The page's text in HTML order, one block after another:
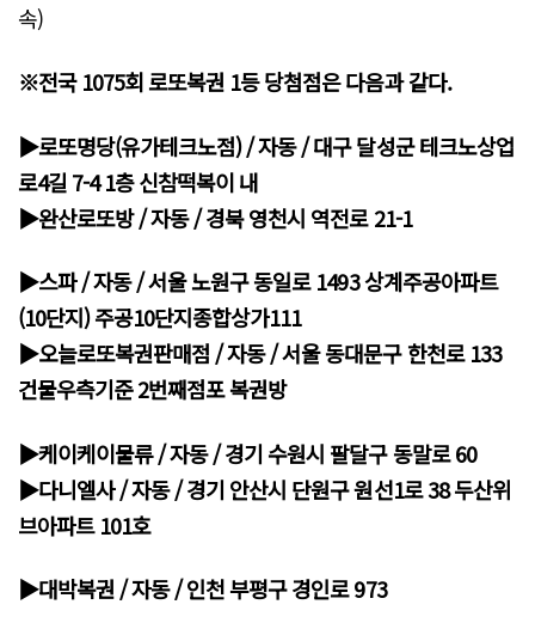
속)
※전국 1075회 로또복권 1등 당첨점은 다음과 같다.
▶로또명당(유가테크노점) / 자동 / 대구 달성군 테크노상업
로4길 7-4 1층 신참떡복이 내
▶완산로또방 / 자동 / 경북 영천시 역전로 21-1
▶스파 / 자동 / 서울 노원구 동일로 1493 상계주공아파트
(10단지) 주공10단지종합상가111
▶오늘로또복권판매점 / 자동 / 서울 동대문구 한천로 133
건물우측기준 2번째점포 복권방
▶케이케이물류 / 자동 / 경기 수원시 팔달구 동말로 60
▶다니엘사 / 자동 / 경기 안산시 단원구 원선1로 38 두산위
브아파트 101호
▶대박복권 / 자동 / 인천 부평구 경인로 973